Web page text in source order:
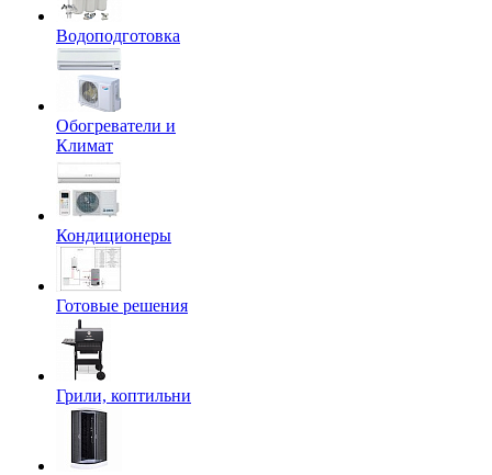
Водоподготовка
Обогреватели и
Климат
Кондиционеры
Готовые решения
Грили, коптильни